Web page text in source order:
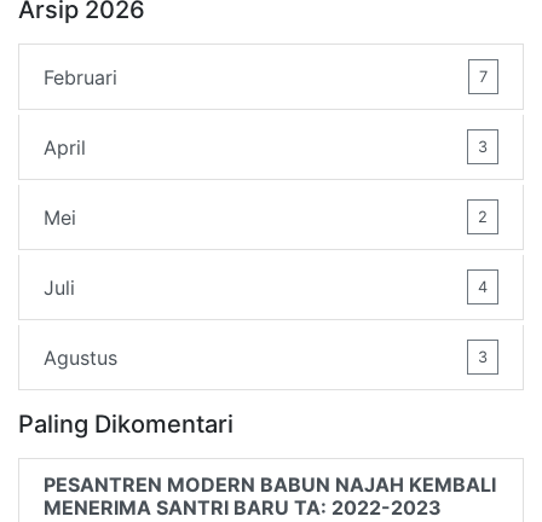
Arsip 2026
Februari 7
April 3
Mei 2
Juli 4
Agustus 3
Paling Dikomentari
PESANTREN MODERN BABUN NAJAH KEMBALI
MENERIMA SANTRI BARU TA: 2022-2023